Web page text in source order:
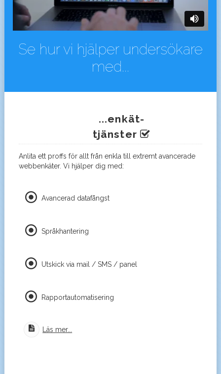
Se hur vi hjälper undersökare
med...
...enkät-
tjänster
Anlita ett proffs för allt från enkla till extremt avancerade
webbenkäter. Vi hjälper dig med:
Avancerad datafångst
Språkhantering
Utskick via mail / SMS / panel
Rapportautomatisering
Läs mer...